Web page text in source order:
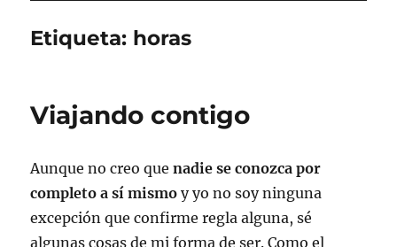
Etiqueta: horas
Viajando contigo
Aunque no creo quenadie se conozca por
completo a sí mismo y yo no soy ninguna
excepción que confirme regla alguna, sé
algunas cosas de mi forma de ser. Como el